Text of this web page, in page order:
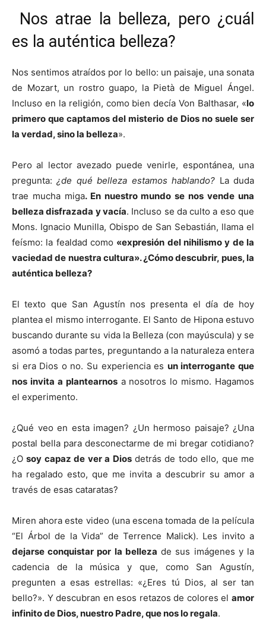
Nos atrae la belleza, pero ¿cuál
es la auténtica belleza?
Nos sentimos atraídos por lo bello: un paisaje, una sonata
de Mozart, un rostro guapo, la Pietà de Miguel Ángel.
Incluso en la religión, como bien decía Von Balthasar, «lo
primero que captamos del misterio de Dios no suele ser
la verdad, sino la belleza».
Pero al lector avezado puede venirle, espontánea, una
pregunta:¿de qué belleza estamos hablando? La duda
trae mucha miga. En nuestro mundo se nos vende una
belleza disfrazada y vacía. Incluso se da culto a eso que
Mons. Ignacio Munilla, Obispo de San Sebastián, llama el
feísmo: la fealdad como «expresión del nihilismo y de la
vaciedad de nuestra cultura». ¿Cómo descubrir, pues, la
auténtica belleza?
El texto que San Agustín nos presenta el día de hoy
plantea el mismo interrogante. El Santo de Hipona estuvo
buscando durante su vida la Belleza (con mayúscula) y se
asomó a todas partes, preguntando a la naturaleza entera
si era Dios o no. Su experiencia es un interrogante que
nos invita a plantearnosa nosotros lo mismo. Hagamos
el experimento.
¿Qué veo en esta imagen? ¿Un hermoso paisaje? ¿Una
postal bella para desconectarme de mi bregar cotidiano?
¿Osoy capaz de ver a Diosdetrás de todo ello, que me
ha regalado esto, que me invita a descubrir su amor a
través de esas cataratas?
Miren ahora este video (una escena tomada de la película
“El Árbol de la Vida” de Terrence Malick). Les invito a
dejarse conquistar por la belleza de sus imágenes y la
cadencia de la música y que, como San Agustín,
pregunten a esas estrellas: «¿Eres tú Dios, al ser tan
bello?». Y descubran en esos retazos de colores el amor
infinito de Dios, nuestro Padre, que nos lo regala.